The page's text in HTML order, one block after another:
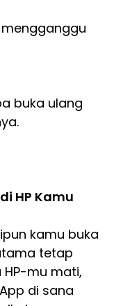
mengganggu
buka ulang
HP Kamu
kamu buka
tetap
HP-mu mati,
di sana